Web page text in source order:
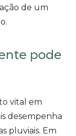
de um
pode
vital em
desempenha
pluviais. Em